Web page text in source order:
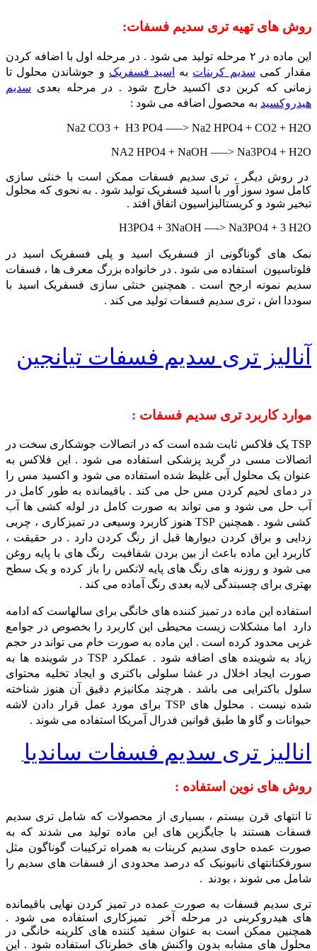
روش های تهیه تری سدیم فسفات:
این ماده در ۲ مرحله تولید می شود . در مرحله اول با اضافه کردن
مقدار کمی سدیم کربنات به اسید فسفریک و جوشاندن محلول تا
زمانی که کربن دی اکسید خارج شود . در مرحله بعدی سدیم
هیدروکسید به محصول اضافه می شود :
Na2 CO3 + H3 PO4 —–> Na2 HPO4 + CO2 + H2O
NA2 HPO4 + NaOH —–> Na3PO4 + H2O
در روش دیگر ، تری سدیم فسفات ممکن است با خنثی سازی
کامل سود سوز آور با اسید فسفریک تولید شود . به نحوی که محلول
تبخیر شود و کریستالیزاسیون اتفاق افتد .
H3PO4 + 3NaOH —-> Na3PO4 + 3 H2O
نمک های گوناگونی از فسفریک اسید و پلی فسفریک اسید در
فلوتاسیون استفاده می شود . در خانواده بزرگ معرف ها ، فسفات
سدیم نمونه ارجح است . همچنین خنثی سازی فسفریک اسید با
سوددا اش ، تری سدیم فسفات تولید می کند .
آنالیز تری سدیم فسفات تیانجین
موارد کاربرد تری سدیم فسفات :
TSP یک فلاکس ثابت شده است که در اتصالات جوشکاری سخت در
اتصالات مسی در گرید پزشکی استفاده می شود . این فلاکس به
عنوان یک محلول آبی غلیظ شده استفاده می شود و اکسید مس را
در دمای لحیم کردن مس حل می کند . باقیمانده به طور کامل در
آب حل می شود و می تواند به صورت کامل در لوله کشی ها آب
کشی شود . همچنین TSP هنوز کاربرد وسیعی در تمیزکاری ، چربی
زدایی و براق کردن دیوارها قبل از رنگ کردن دارد . در حقیقت ،
کاربرد این ماده باعث از بین بردن شفافیت رنگ های با پایه روغن
می شود و روزنه های رنگ های پایه لاتکس را باز کرده و یک سطح
بهتری برای چسبندگی لایه بعدی رنگ آماده می کند .
استفاده این ماده در تمیز کننده های خانگی برای سالهاست که ادامه
دارد اما مشکلات زیست محیطی این کاربرد را بخصوص در جوامع
غربی محدود کرده است . این ماده به صورت خام می تواند در حجم
زیاد به شوینده های اضافه شود . عملکرد TSP در شوینده ها به
صورت ایجاد اخلال در غشا سلولی باکتری و ایجاد تخلیه محتوای
سلول باکترایی می باشد . هرچند مکانیزم دقیق آن هنوز شناخته
شده نیست . محلول های TSP برای مورد عمل قرار دادن لاشه
حیوانات و گاو ها طبق قوانین فدرال آمریکا استفاده می شوند .
انالیز تری سدیم فسفات ساندیا
روش های نوین استفاده :
تا انتهای قرن بیستم ، بسیاری از محصولات که شامل تری سدیم
فسفات هستند با جایگزین های این ماده تولید می شدند که به
صورت عمده حاوی سدیم کربنات به همراه ترکیبات گوناگون مثل
سورفکتانتهای نانیونیک که درصد محدودی از فسفات های سدیم را
شامل می شوند ، بودند .
تری سدیم فسفات به صورت عمده در تمیز کردن نهایی باقیمانده
های هیدروکربنی در مرحله آخر تمیزکاری استفاده می شود .
همچنین ممکن است به عنوان سفید کننده های کلرینه خانگی در
محلول های مشابه بدون واکنش های خطرناک استفاده شود . این